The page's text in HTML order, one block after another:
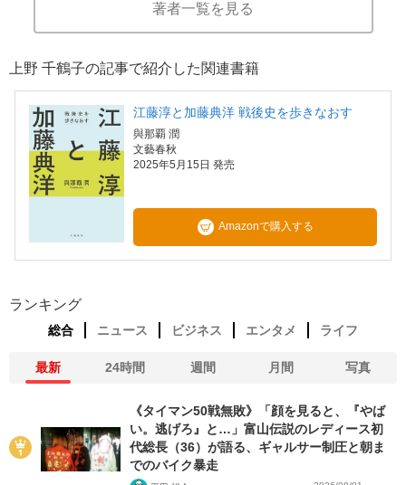
著者一覧を見る
上野 千鶴子の記事で紹介した関連書籍
江藤淳と加藤典洋 戦後史を歩きなおす
與那覇 潤
文藝春秋
2025年5月15日 発売
Amazonで購入する
ランキング
総合 ニュース ビジネス エンタメ ライフ
最新 24時間 週間 月間 写真
《タイマン50戦無敗》「顔を見ると、『やば
い。逃げろ』と…」富山伝説のレディース初
代総長（36）が語る、ギャルサー制圧と朝ま
でのバイク暴走